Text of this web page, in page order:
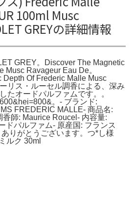
100ml Musc
GREYの詳細情報
GREY。Discover The Magnetic
Musc Ravageur Eau De。
Depth Of Frederic Malle Musc
リス・ルーセル調香による、深み
たオードパルファムです。。
。- ブランド:
FREDERIC MALLE- 商品名:
師: Maurice Roucel- 内容量:
ドパルファム- 原産国: フランス
りがとうございます。つ*し様
ルク 30ml